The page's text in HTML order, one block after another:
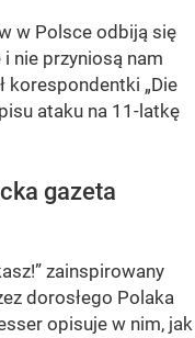
w Polsce odbiją się
nie przyniosą nam
korespondentki „Die
ataku na 11-latkę
gazeta
zainspirowany
dorosłego Polaka
opisuje w nim, jak